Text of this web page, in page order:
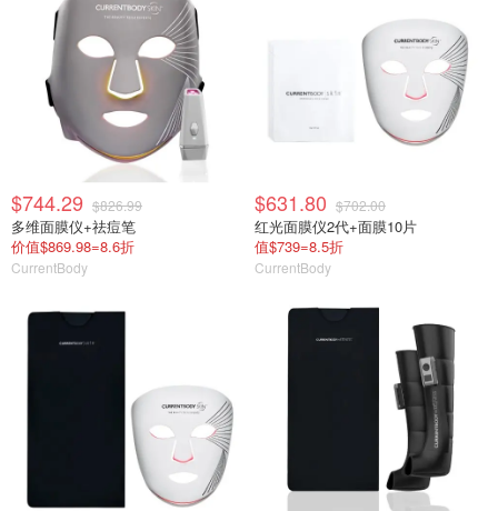
$744.29 $826.99
多维面膜仪+祛痘笔
价值$869.98=8.6折
CurrentBody
$631.80 $702.00
红光面膜仪2代+面膜10片
值$739=8.5折
CurrentBody